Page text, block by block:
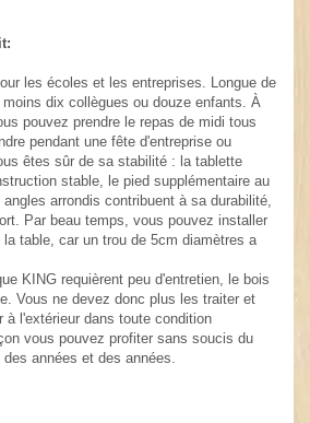
les écoles et les entreprises. Longue de
dix collègues ou douze enfants. À
pouvez prendre le repas de midi tous
pendant une fête d'entreprise ou
êtes sûr de sa stabilité : la tablette
stable, le pied supplémentaire au
arrondis contribuent à sa durabilité,
Par beau temps, vous pouvez installer
table, car un trou de 5cm diamètres a
KING requièrent peu d'entretien, le bois
Vous ne devez donc plus les traiter et
l'extérieur dans toute condition
vous pouvez profiter sans soucis du
années et des années.